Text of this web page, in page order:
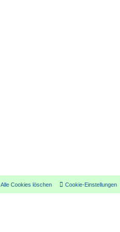
Cookie-Einstellungen
Alle Cookies löschen